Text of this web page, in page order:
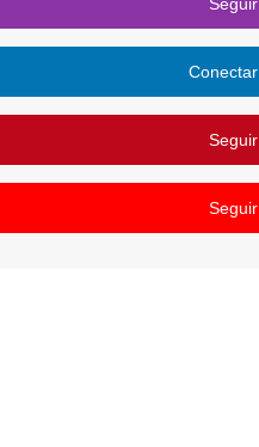
Conectar
Seguir
Seguir